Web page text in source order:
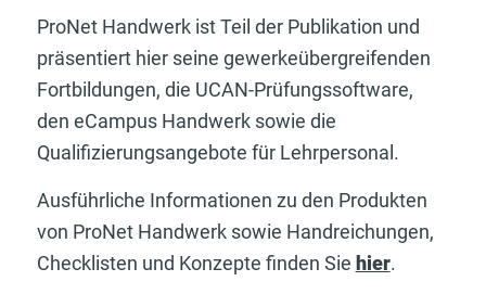
ProNet Handwerk ist Teil der Publikation und
präsentiert hier seine gewerkeübergreifenden
Fortbildungen, die UCAN-Prüfungssoftware,
den eCampus Handwerk sowie die
Qualifizierungsangebote für Lehrpersonal.
Ausführliche Informationen zu den Produkten
von ProNet Handwerk sowie Handreichungen,
Checklisten und Konzepte finden Sie hier.